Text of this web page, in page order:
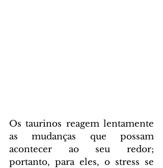
Os taurinos reagem lentamente
as mudanças que possam
acontecer ao seu redor;
portanto, para eles, o stress se